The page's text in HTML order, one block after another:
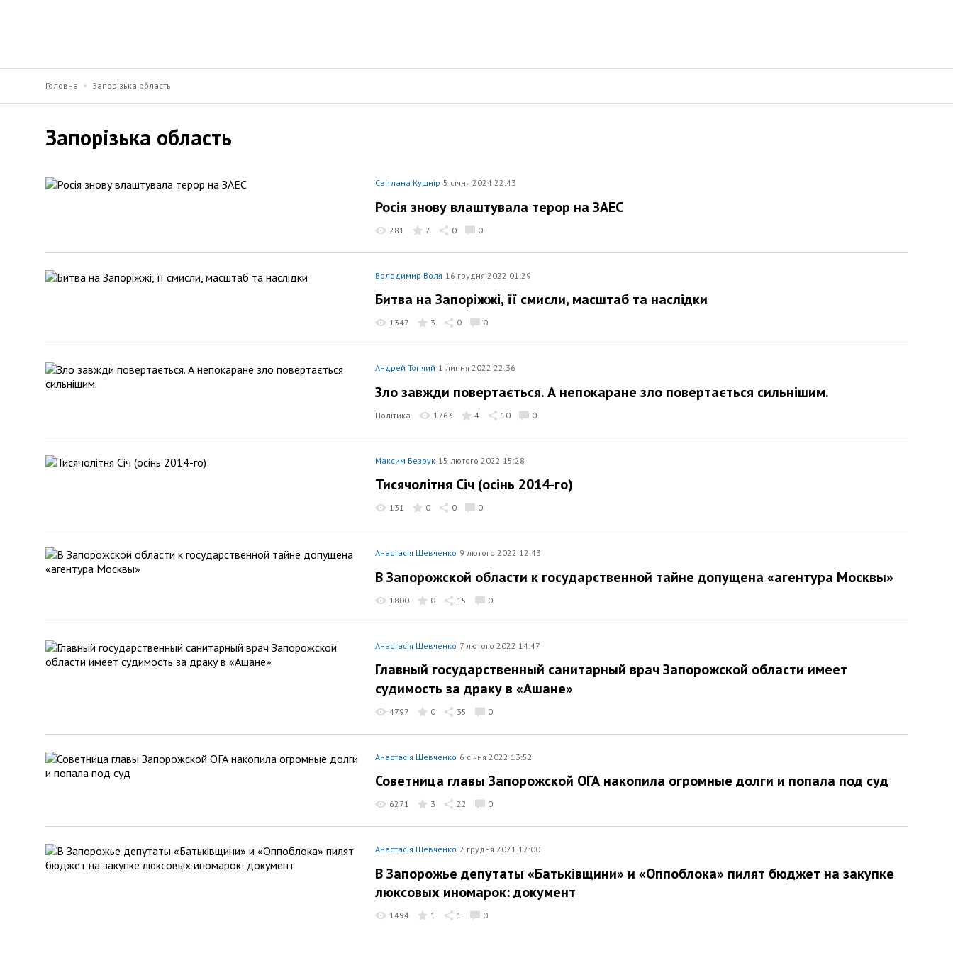
Головна Запорізька область
Запорізька область
Світлана Кушнір 5 січня 2024 22:43
Росія знову влаштувала терор на ЗАЕС
281 2 0 0
Володимир Воля 16 грудня 2022 01:29
Битва на Запоріжжі, її смисли, масштаб та наслідки
1347 3 0 0
Андрей Топчий 1 липня 2022 22:36
Зло завжди повертається. А непокаране зло повертається сильнішим.
Політика 1763 4 10 0
Максим Безрук 15 лютого 2022 15:28
Тисячолітня Січ (осінь 2014-го)
131 0 0 0
Анастасія Шевченко 9 лютого 2022 12:43
В Запорожской области к государственной тайне допущена «агентура Москвы»
1800 0 15 0
Анастасія Шевченко 7 лютого 2022 14:47
Главный государственный санитарный врач Запорожской области имеет
судимость за драку в «Ашане»
4797 0 35 0
Анастасія Шевченко 6 січня 2022 13:52
Советница главы Запорожской ОГА накопила огромные долги и попала под суд
6271 3 22 0
Анастасія Шевченко 2 грудня 2021 12:00
В Запорожье депутаты «Батьківщини» и «Оппоблока» пилят бюджет на закупке
люксовых иномарок: документ
1494 1 1 0